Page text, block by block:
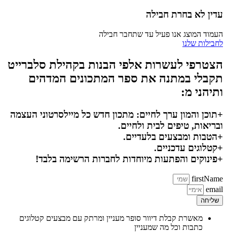
עדין לא בחרת חבילה
העמוד המוצג אנו פעיל עד שתחבר חבילה
לחבילות שלנו
הצטרפי לעשרות אלפי הבנות בקהילת סלברייט
תקבלי במתנה את ספר המתכונים המדהים
ותיהני מ:
+תוכן והמון ערך לחיים: מתכון חדש כל מיילסרטוני העצמה
ובריאות, טיפים לבית ולחיים.
+הטבות ומבצעים בלעדיים.
+קטלוגים עדכניים.
+פינוקים והפתעות מיוחדות לחברות הרשימה בלבד!
firstName
email
שליחה
מאשרת קבלת דיוור סופר מעניין ומרתק עם מבצעים קטלוגים
כתבות וכל מה שמעניין